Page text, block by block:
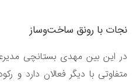
نجات با رونق ساخت‌وساز
در این بین مهدی بستانچی
متفاوتی با دیگر فعالان دارد و